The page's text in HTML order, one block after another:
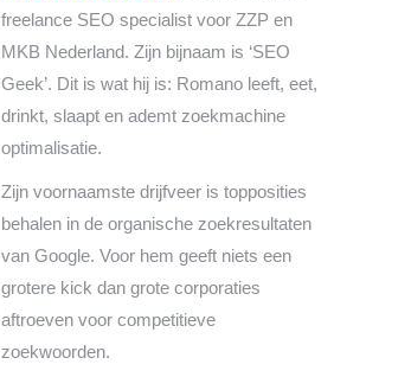
freelance SEO specialist voor ZZP en
MKB Nederland. Zijn bijnaam is ‘SEO
Geek’. Dit is wat hij is: Romano leeft, eet,
drinkt, slaapt en ademt zoekmachine
optimalisatie.
Zijn voornaamste drijfveer is topposities
behalen in de organische zoekresultaten
van Google. Voor hem geeft niets een
grotere kick dan grote corporaties
aftroeven voor competitieve
zoekwoorden.